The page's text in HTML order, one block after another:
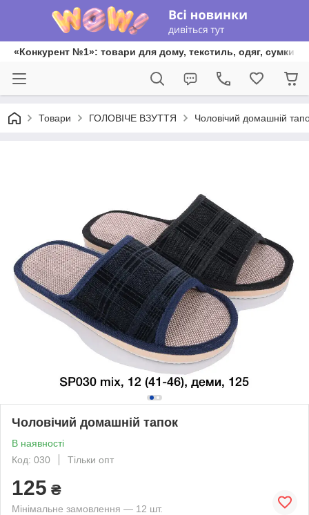
«Конкурент №1»: товари для дому, текстиль, одяг, сумки
Товари ГОЛОВІЧЕ ВЗУТТЯ Чоловічий домашній
Чоловічий домашній тапок
В наявності
Код: 030
Тільки опт
125 ₴
Мінімальне замовлення — 12 шт.